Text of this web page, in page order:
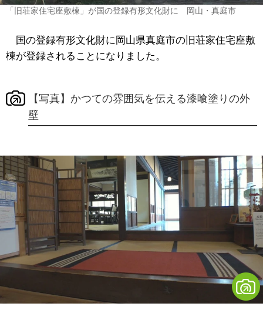
「旧荘家住宅座敷棟」が国の登録有形文化財に 岡山・真庭市
国の登録有形文化財に岡山県真庭市の旧荘家住宅座敷
棟が登録されることになりました。
【写真】かつての雰囲気を伝える漆喰塗りの外
壁